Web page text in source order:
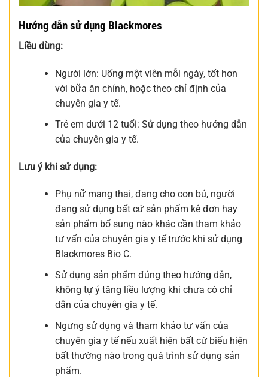
Hướng dẫn sử dụng Blackmores
Liều dùng:
Người lớn: Uống một viên mỗi ngày, tốt hơn
với bữa ăn chính, hoặc theo chỉ định của
chuyên gia y tế.
Trẻ em dưới 12 tuổi: Sử dụng theo hướng dẫn
của chuyên gia y tế.
Lưu ý khi sử dụng:
Phụ nữ mang thai, đang cho con bú, người
đang sử dụng bất cứ sản phẩm kê đơn hay
sản phẩm bổ sung nào khác cần tham khảo
tư vấn của chuyên gia y tế trước khi sử dụng
Blackmores Bio C.
Sử dụng sản phẩm đúng theo hướng dẫn,
không tự ý tăng liều lượng khi chưa có chỉ
dẫn của chuyên gia y tế.
Ngưng sử dụng và tham khảo tư vấn của
chuyên gia y tế nếu xuất hiện bất cứ biểu hiện
bất thường nào trong quá trình sử dụng sản
phẩm.